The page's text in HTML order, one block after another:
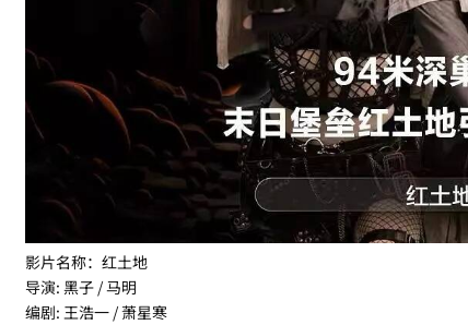
影片名称：红土地
导演: 黑子 / 马明
编剧: 王浩一 / 萧星寒